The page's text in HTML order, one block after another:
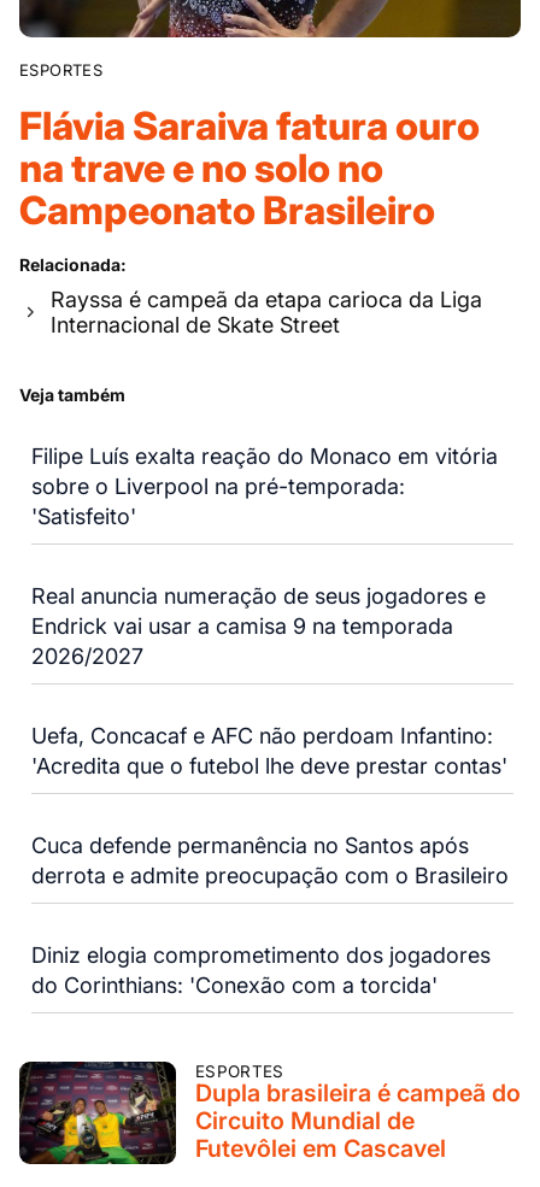
ESPORTES
Flávia Saraiva fatura ouro
na trave e no solo no
Campeonato Brasileiro
Relacionada:
Rayssa é campeã da etapa carioca da Liga
Internacional de Skate Street
Veja também
Filipe Luís exalta reação do Monaco em vitória
sobre o Liverpool na pré-temporada:
'Satisfeito'
Real anuncia numeração de seus jogadores e
Endrick vai usar a camisa 9 na temporada
2026/2027
Uefa, Concacaf e AFC não perdoam Infantino:
'Acredita que o futebol lhe deve prestar contas'
Cuca defende permanência no Santos após
derrota e admite preocupação com o Brasileiro
Diniz elogia comprometimento dos jogadores
do Corinthians: 'Conexão com a torcida'
ESPORTES
Dupla brasileira é campeã do
Circuito Mundial de
Futevôlei em Cascavel